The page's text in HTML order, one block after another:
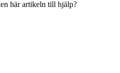
här artikeln till hjälp?